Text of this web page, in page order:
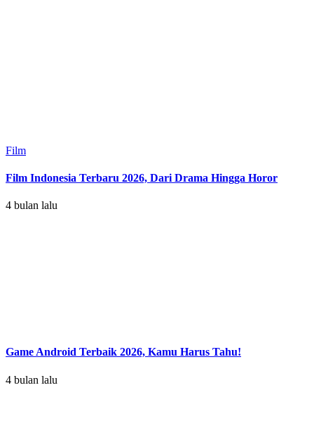
Film
Film Indonesia Terbaru 2026, Dari Drama Hingga Horor
4 bulan lalu
Game Android Terbaik 2026, Kamu Harus Tahu!
4 bulan lalu